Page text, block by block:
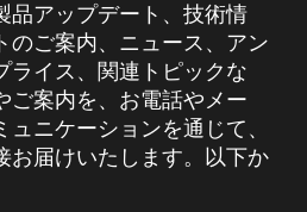
品アップデート、技術情
のご案内、ニュース、アン
ライス、関連トピックな
ご案内を、お電話やメー
ニケーションを通じて、
お届けいたします。以下か